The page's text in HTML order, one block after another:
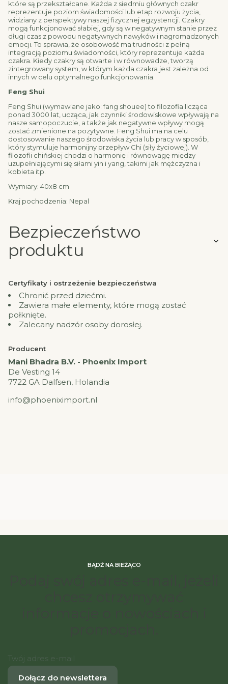
które są przekształcane. Każda z siedmiu głównych czakr
reprezentuje poziom świadomości lub etap rozwoju życia,
widziany z perspektywy naszej fizycznej egzystencji. Czakry
mogą funkcjonować słabiej, gdy są w negatywnym stanie przez
długi czas z powodu negatywnych nawyków i nagromadzonych
emocji. To sprawia, że osobowość ma trudności z pełną
integracją poziomu świadomości, który reprezentuje każda
czakra. Kiedy czakry są otwarte i w równowadze, tworzą
zintegrowany system, w którym każda czakra jest zależna od
innych w celu optymalnego funkcjonowania.
Feng Shui
Feng Shui (wymawiane jako: fang shouee) to filozofia licząca
ponad 3000 lat, ucząca, jak czynniki środowiskowe wpływają na
nasze samopoczucie, a także jak negatywne wpływy mogą
zostać zmienione na pozytywne. Feng Shui ma na celu
dostosowanie naszego środowiska życia lub pracy w sposób,
który stymuluje harmonijny przepływ Chi (siły życiowej). W
filozofii chińskiej chodzi o harmonię i równowagę między
uzupełniającymi się siłami yin i yang, takimi jak mężczyzna i
kobieta itp.
Wymiary: 40x8 cm
Kraj pochodzenia: Nepal
Bezpieczeństwo
produktu
Certyfikaty i ostrzeżenie bezpieczeństwa
Chronić przed dziećmi.
Zawiera małe elementy, które mogą zostać
połknięte.
Zalecany nadzór osoby dorosłej.
Producent
Mani Bhadra B.V. - Phoenix Import
De Vesting 14
7722 GA Dalfsen, Holandia
info@phoeniximport.nl
BĄDŹ NA BIEŻĄCO
Twój adres e-mail
Dołącz do newslettera